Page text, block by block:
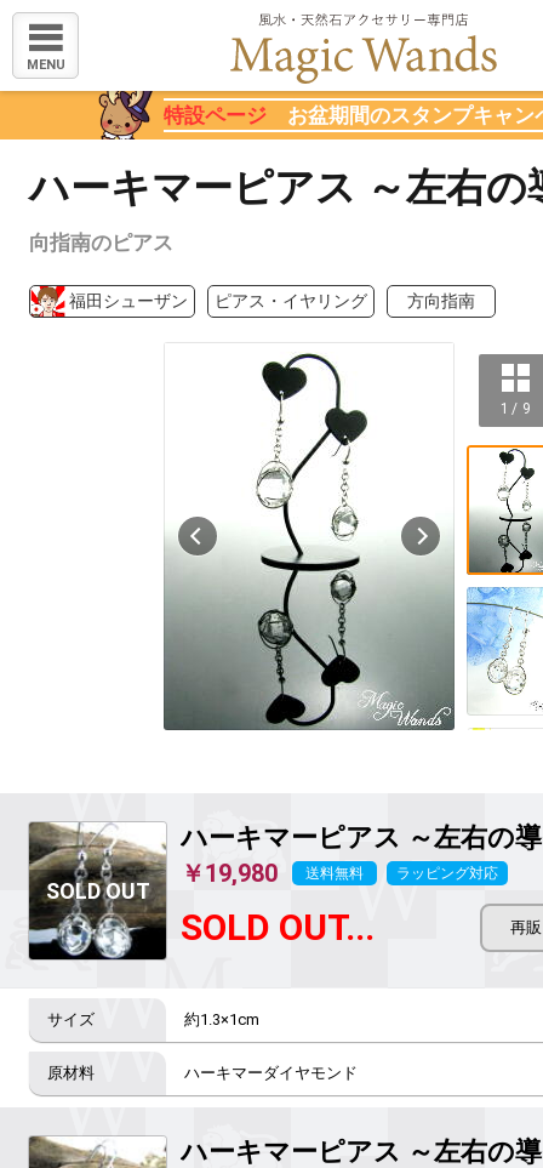
MENU
特設ページ お盆期間のスタンプキャン
ハーキマーピアス ～左右の
向指南のピアス
福田シューザン ピアス・イヤリング 方向指南
1 / 9
ハーキマーピアス ～左右の
￥19,980 送料無料 ラッピング対応
SOLD OUT...
約1.3×1cm
ハーキマーダイヤモンド
ハーキマーピアス ～左右の